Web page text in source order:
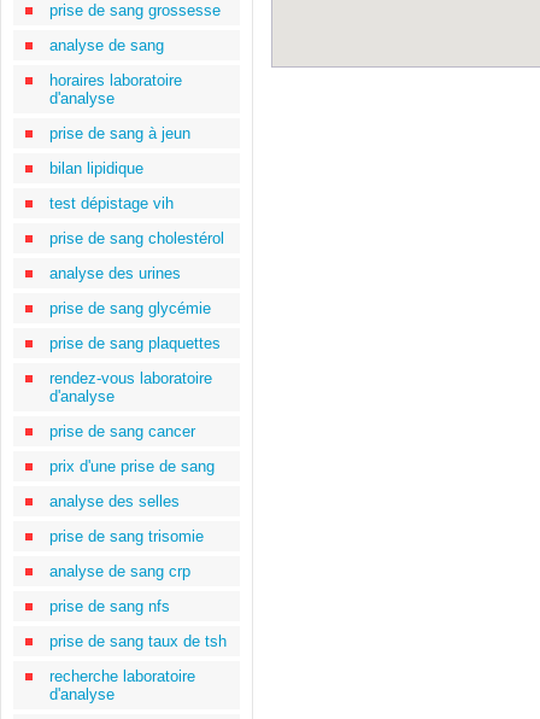
prise de sang grossesse
analyse de sang
horaires laboratoire
d'analyse
prise de sang à jeun
bilan lipidique
test dépistage vih
prise de sang cholestérol
analyse des urines
prise de sang glycémie
prise de sang plaquettes
rendez-vous laboratoire
d'analyse
prise de sang cancer
prix d'une prise de sang
analyse des selles
prise de sang trisomie
analyse de sang crp
prise de sang nfs
prise de sang taux de tsh
recherche laboratoire
d'analyse